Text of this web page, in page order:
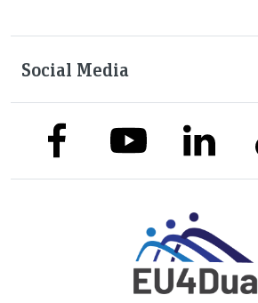
Social Media
link to facebooklink to youtubelink to